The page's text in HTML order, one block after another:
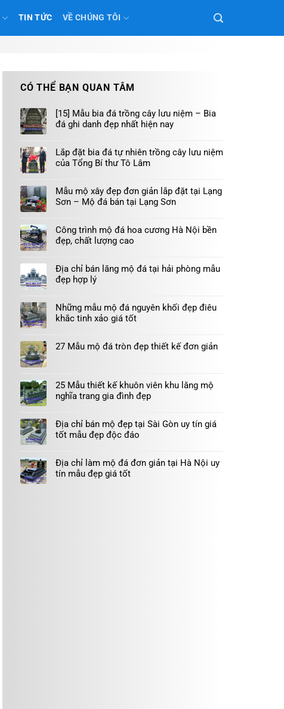
TIN TỨC VỀ CHÚNG TÔI
CÓ THỂ BẠN QUAN TÂM
[15] Mẫu bia đá trồng cây lưu niệm – Bia
đá ghi danh đẹp nhất hiện nay
Lắp đặt bia đá tự nhiên trồng cây lưu niệm
của Tổng Bí thư Tô Lâm
Mẫu mộ xây đẹp đơn giản lắp đặt tại Lạng
Sơn – Mộ đá bán tại Lạng Sơn
Công trình mộ đá hoa cương Hà Nội bền
đẹp, chất lượng cao
Địa chỉ bán lăng mộ đá tại hải phòng mẫu
đẹp hợp lý
Những mẫu mộ đá nguyên khối đẹp điêu
khắc tinh xảo giá tốt
27 Mẫu mộ đá tròn đẹp thiết kế đơn giản
25 Mẫu thiết kế khuôn viên khu lăng mộ
nghĩa trang gia đình đẹp
Địa chỉ bán mộ đẹp tại Sài Gòn uy tín giá
tốt mẫu đẹp độc đáo
Địa chỉ làm mộ đá đơn giản tại Hà Nội uy
tín mẫu đẹp giá tốt